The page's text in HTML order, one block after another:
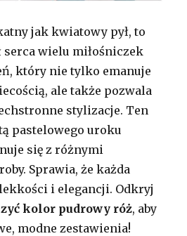
jak kwiatowy pył, to
wielu miłośniczek
który nie tylko emanuje
ale także pozwala
stylizacje. Ten
pastelowego uroku
się z różnymi
Sprawia, że każda
i elegancji. Odkryj
kolor pudrowy róż, aby
modne zestawienia!